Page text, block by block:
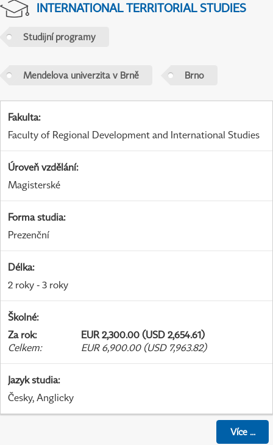
INTERNATIONAL TERRITORIAL STUDIES
Studijní programy
Mendelova univerzita v Brně Brno
Fakulta:
Faculty of Regional Development and International Studies
Úroveň vzdělání:
Magisterské
Forma studia:
Prezenční
Délka:
2 roky - 3 roky
Školné:
Za rok:
EUR 2,300.00 (USD 2,654.61)
Celkem: EUR 6,900.00 (USD 7,963.82)
Jazyk studia:
Česky, Anglicky
Více...